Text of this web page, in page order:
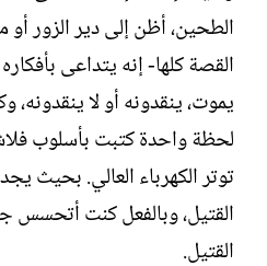
الطحين، أظن إلى دير الزور أو
القصة كلها- إنه يتداعى
يموت، ينقدونه أو لا
لحظة واحدة كتبت بأسلوب
توتر الكهرباء العالي. بحيث
القتيل، وبالفعل كنت أتحسس
القتيل.‏